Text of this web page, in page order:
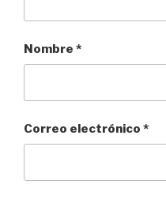
Nombre *
Correo electrónico *